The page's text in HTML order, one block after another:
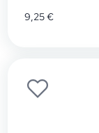
9,25€